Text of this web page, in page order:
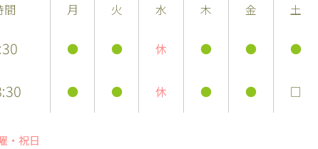
間 月 火 水 木 金 土
● ● 休 ● ● ●
● ● 休 ● ● □
・祝日